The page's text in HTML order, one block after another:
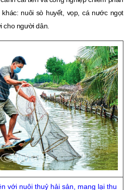
nuôi sò huyết, vọp, cá nước ngọt
cho người dân.
với nuôi thuỷ hải sản, mang lại thu